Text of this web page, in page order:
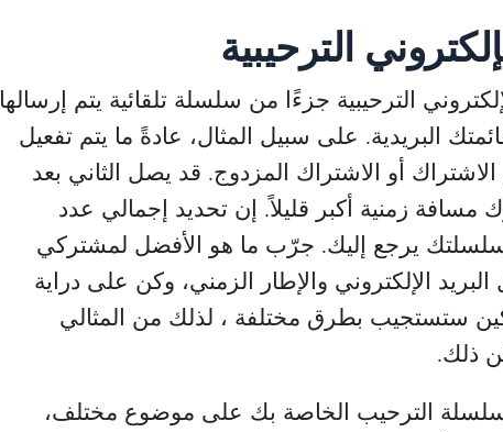
الترحيبية جزءًا من سلسلة تلقائية يتم إرسالها
البريدية. على سبيل المثال، عادةً ما يتم تفعيل
أو الاشتراك المزدوج. قد يصل الثاني بعد
مسافة زمنية أكبر قليلاً. إن تحديد إجمالي عدد
سلسلتك يرجع إليك. جرّب ما هو الأفضل لمشتركي
الإلكتروني والإطار الزمني، وكن على دراية
ستستجيب بطرق مختلفة ، لذلك من المثالي
ذلك.
الترحيب الخاصة بك على موضوع مختلف،